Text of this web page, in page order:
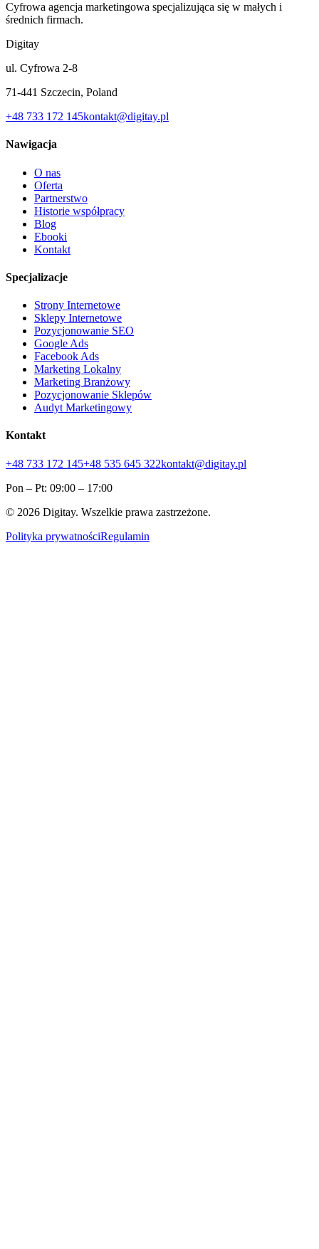
Cyfrowa agencja marketingowa specjalizująca się w małych i
średnich firmach.
Digitay
ul. Cyfrowa 2-8
71-441 Szczecin, Poland
+48 733 172 145kontakt@digitay.pl
Nawigacja
O nas
Oferta
Partnerstwo
Historie współpracy
Blog
Ebooki
Kontakt
Specjalizacje
Strony Internetowe
Sklepy Internetowe
Pozycjonowanie SEO
Google Ads
Facebook Ads
Marketing Lokalny
Marketing Branżowy
Pozycjonowanie Sklepów
Audyt Marketingowy
Kontakt
+48 733 172 145+48 535 645 322kontakt@digitay.pl
Pon – Pt: 09:00 – 17:00
© 2026 Digitay. Wszelkie prawa zastrzeżone.
Polityka prywatnościRegulamin